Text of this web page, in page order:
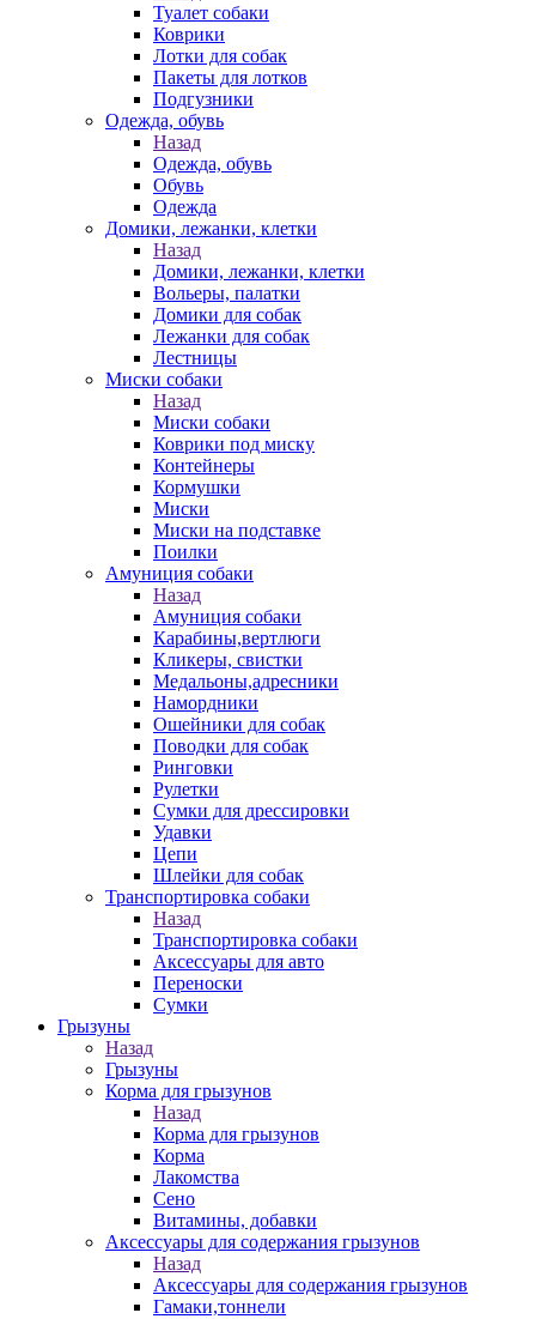
Туалет собаки
Коврики
Лотки для собак
Пакеты для лотков
Подгузники
Одежда, обувь
Назад
Одежда, обувь
Обувь
Одежда
Домики, лежанки, клетки
Назад
Домики, лежанки, клетки
Вольеры, палатки
Домики для собак
Лежанки для собак
Лестницы
Миски собаки
Назад
Миски собаки
Коврики под миску
Контейнеры
Кормушки
Миски
Миски на подставке
Поилки
Амуниция собаки
Назад
Амуниция собаки
Карабины,вертлюги
Кликеры, свистки
Медальоны,адресники
Намордники
Ошейники для собак
Поводки для собак
Ринговки
Рулетки
Сумки для дрессировки
Удавки
Цепи
Шлейки для собак
Транспортировка собаки
Назад
Транспортировка собаки
Аксессуары для авто
Переноски
Сумки
Грызуны
Назад
Грызуны
Корма для грызунов
Назад
Корма для грызунов
Корма
Лакомства
Сено
Витамины, добавки
Аксессуары для содержания грызунов
Назад
Аксессуары для содержания грызунов
Гамаки,тоннели